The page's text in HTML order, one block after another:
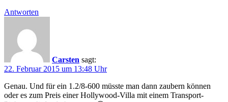
Antworten
Carsten sagt:
22. Februar 2015 um 13:48 Uhr
Genau. Und für ein 1.2/8-600 müsste man dann zaubern können
oder es zum Preis einer Hollywood-Villa mit einem Transport-